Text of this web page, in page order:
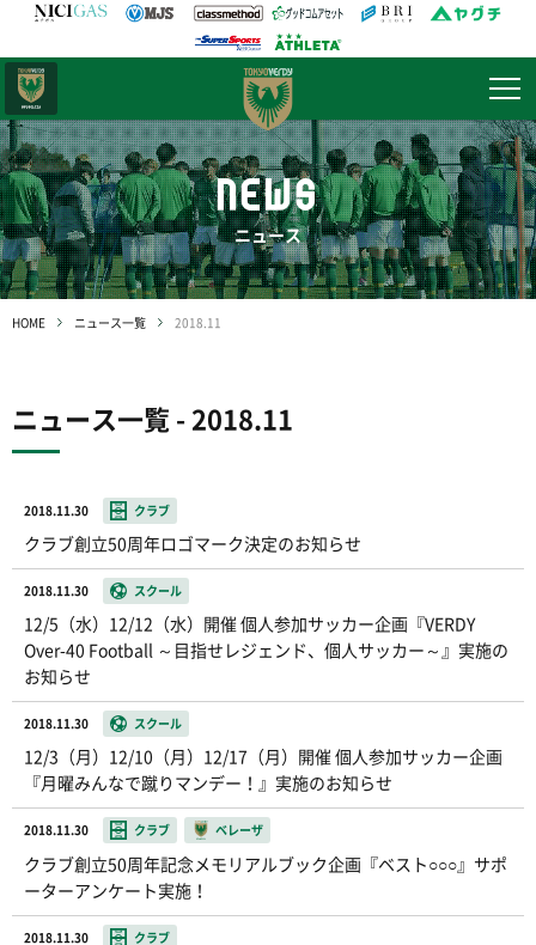
NEWS
ニュース
HOME ニュース一覧 2018.11
ニュース一覧 - 2018.11
2018.11.30 クラブ
クラブ創立50周年ロゴマーク決定のお知らせ
2018.11.30 スクール
12/5（水）12/12（水）開催 個人参加サッカー企画『VERDY
Over-40 Football ～目指せレジェンド、個人サッカー～』実施の
お知らせ
2018.11.30 スクール
12/3（月）12/10（月）12/17（月）開催 個人参加サッカー企画
『月曜みんなで蹴りマンデー！』実施のお知らせ
2018.11.30 クラブ ベレーザ
クラブ創立50周年記念メモリアルブック企画『ベスト○○○』サポ
ーターアンケート実施！
2018.11.30 クラブ